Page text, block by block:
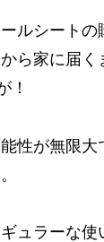
ルシートの
ら家に届
！
性が無限
ュラーな